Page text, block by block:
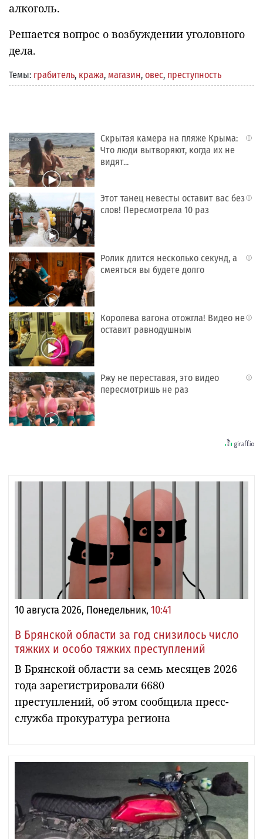
алкоголь.
Решается вопрос о возбуждении уголовного
дела.
Темы: грабитель, кража, магазин, овес, преступность
i
Скрытая камера на пляже Крыма:
Что люди вытворяют, когда их не
видят...
i
Этот танец невесты оставит вас без
слов! Пересмотрела 10 раз
i
Ролик длится несколько секунд, а
смеяться вы будете долго
i
Королева вагона отожгла! Видео не
оставит равнодушным
i
Ржу не переставая, это видео
пересмотришь не раз
10 августа 2026, Понедельник, 10:41
В Брянской области за год снизилось число
тяжких и особо тяжких преступлений
В Брянской области за семь месяцев 2026
года зарегистрировали 6680
преступлений, об этом сообщила пресс-
служба прокуратура региона